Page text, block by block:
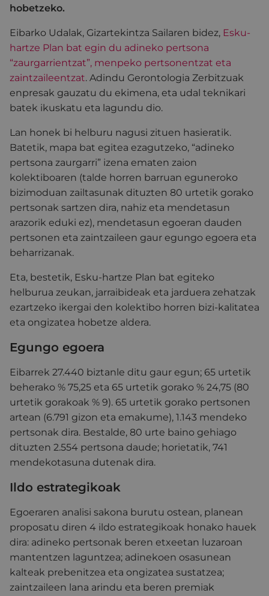
hobetzeko.
Eibarko Udalak, Gizartekintza Sailaren bidez, Esku-
hartze Plan bat egin du adineko pertsona
“zaurgarrientzat”, menpeko pertsonentzat eta
zaintzaileentzat. Adindu Gerontologia Zerbitzuak
enpresak gauzatu du ekimena, eta udal teknikari
batek ikuskatu eta lagundu dio.
Lan honek bi helburu nagusi zituen hasieratik.
Batetik, mapa bat egitea ezagutzeko, “adineko
pertsona zaurgarri” izena ematen zaion
kolektiboaren (talde horren barruan eguneroko
bizimoduan zailtasunak dituzten 80 urtetik gorako
pertsonak sartzen dira, nahiz eta mendetasun
arazorik eduki ez), mendetasun egoeran dauden
pertsonen eta zaintzaileen gaur egungo egoera eta
beharrizanak.
Eta, bestetik, Esku-hartze Plan bat egiteko
helburua zeukan, jarraibideak eta jarduera zehatzak
ezartzeko ikergai den kolektibo horren bizi-kalitatea
eta ongizatea hobetze aldera.
Egungo egoera
Eibarrek 27.440 biztanle ditu gaur egun; 65 urtetik
beherako % 75,25 eta 65 urtetik gorako % 24,75 (80
urtetik gorakoak % 9). 65 urtetik gorako pertsonen
artean (6.791 gizon eta emakume), 1.143 mendeko
pertsonak dira. Bestalde, 80 urte baino gehiago
dituzten 2.554 pertsona daude; horietatik, 741
mendekotasuna dutenak dira.
Ildo estrategikoak
Egoeraren analisi sakona burutu ostean, planean
proposatu diren 4 ildo estrategikoak honako hauek
dira: adineko pertsonak beren etxeetan luzaroan
mantentzen laguntzea; adinekoen osasunean
kalteak prebenitzea eta ongizatea sustatzea;
zaintzaileen lana arindu eta beren premiak